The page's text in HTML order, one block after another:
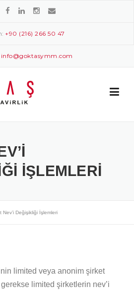
+90 (216) 266 50 47
info@goktasymm.com
İŞLEMLERI
Nev’i Değişikliği İşlemleri
limited veya anonim şirket
limited şirketlerin nev’i